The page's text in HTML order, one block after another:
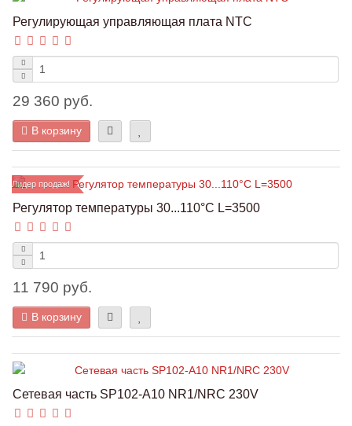
Регулирующая управляющая плата NTC
29 360 руб.
В корзину
Лидер продаж!
Регулятор температуры 30...110°C L=3500
11 790 руб.
В корзину
Сетевая часть SP102-A10 NR1/NRC 230V